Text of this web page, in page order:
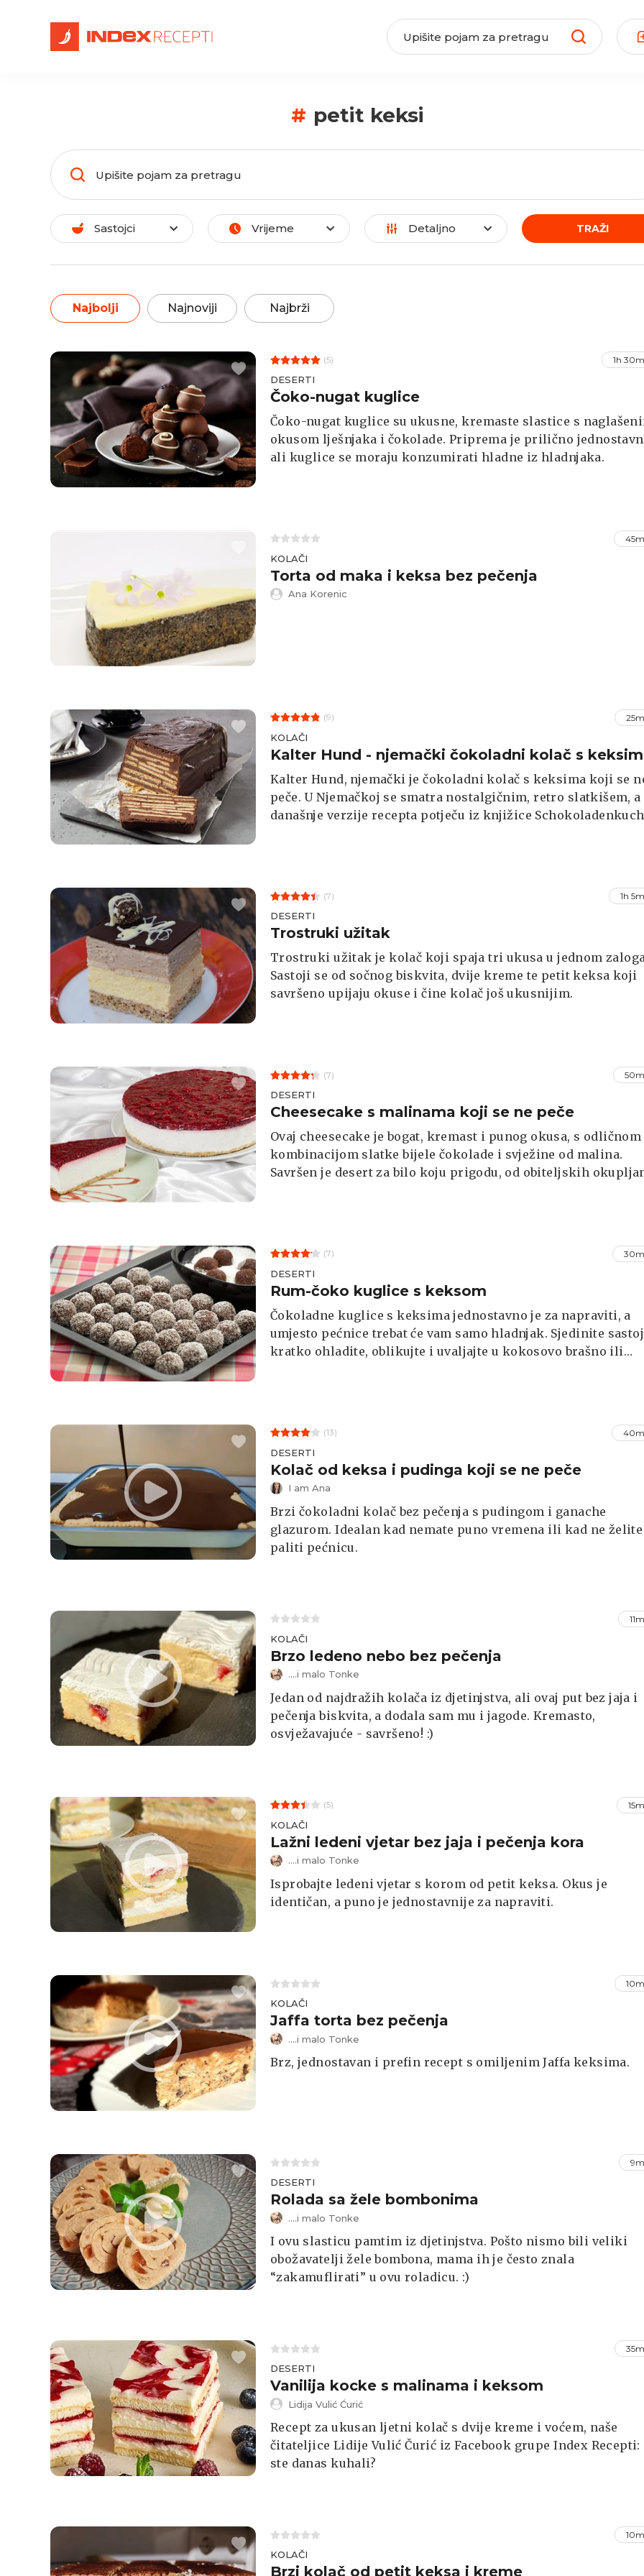
# petit keksi
Sastojci Vrijeme Detaljno TRAŽI
Najbolji Najnoviji Najbrži
(5) 1h
DESERTI
Čoko-nugat kuglice
Čoko-nugat kuglice su ukusne, kremaste slastice s
okusom lješnjaka i čokolade. Priprema je prilično
ali kuglice se moraju konzumirati hladne iz hladnjaka.
KOLAČI
Torta od maka i keksa bez pečenja
Ana Korenic
(9)
KOLAČI
Kalter Hund - njemački čokoladni kolač s
Kalter Hund, njemački je čokoladni kolač s keksima koji se
peče. U Njemačkoj se smatra nostalgičnim, retro slatkišem, a
današnje verzije recepta potječu iz knjižice
(7) 1h
DESERTI
Trostruki užitak
Trostruki užitak je kolač koji spaja tri ukusa u jednom
Sastoji se od sočnog biskvita, dvije kreme te petit keksa koji
savršeno upijaju okuse i čine kolač još ukusnijim.
(7)
DESERTI
Cheesecake s malinama koji se ne peče
Ovaj cheesecake je bogat, kremast i punog okusa, s odličnom
kombinacijom slatke bijele čokolade i svježine od malina.
Savršen je desert za bilo koju prigodu, od obiteljskih
(7)
DESERTI
Rum-čoko kuglice s keksom
Čokoladne kuglice s keksima jednostavno je za napraviti, a
umjesto pećnice trebat će vam samo hladnjak. Sjedinite
kratko ohladite, oblikujte i uvaljajte u kokosovo brašno ili
(13)
DESERTI
Kolač od keksa i pudinga koji se ne peče
I am Ana
Brzi čokoladni kolač bez pečenja s pudingom i ganache
glazurom. Idealan kad nemate puno vremena ili kad ne želite
paliti pećnicu.
KOLAČI
Brzo ledeno nebo bez pečenja
....i malo Tonke
Jedan od najdražih kolača iz djetinjstva, ali ovaj put bez jaja i
pečenja biskvita, a dodala sam mu i jagode. Kremasto,
osvježavajuće - savršeno! :)
(5)
KOLAČI
Lažni ledeni vjetar bez jaja i pečenja kora
....i malo Tonke
Isprobajte ledeni vjetar s korom od petit keksa. Okus je
identičan, a puno je jednostavnije za napraviti.
KOLAČI
Jaffa torta bez pečenja
....i malo Tonke
Brz, jednostavan i prefin recept s omiljenim Jaffa keksima.
DESERTI
Rolada sa žele bombonima
....i malo Tonke
I ovu slasticu pamtim iz djetinjstva. Pošto nismo bili veliki
obožavatelji žele bombona, mama ih je često znala
“zakamuflirati” u ovu roladicu. :)
DESERTI
Vanilija kocke s malinama i keksom
Lidija Vulić Ćurić
Recept za ukusan ljetni kolač s dvije kreme i voćem, naše
čitateljice Lidije Vulić Čurić iz Facebook grupe Index Recepti:
ste danas kuhali?
KOLAČI
Brzi kolač od petit keksa i kreme